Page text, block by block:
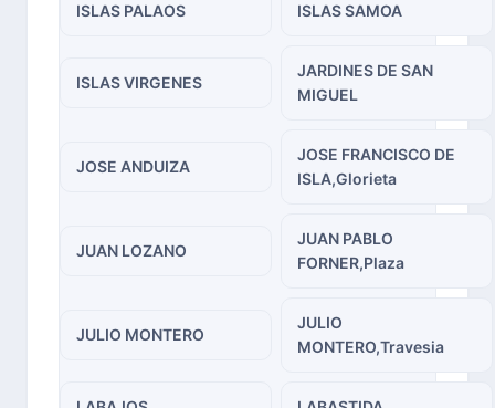
ISLAS PALAOS ISLAS SAMOA
ISLAS VIRGENES
JARDINES DE SAN
MIGUEL
JOSE ANDUIZA
JOSE FRANCISCO DE
ISLA,Glorieta
JUAN LOZANO
JUAN PABLO
FORNER,Plaza
JULIO MONTERO
JULIO
MONTERO,Travesia